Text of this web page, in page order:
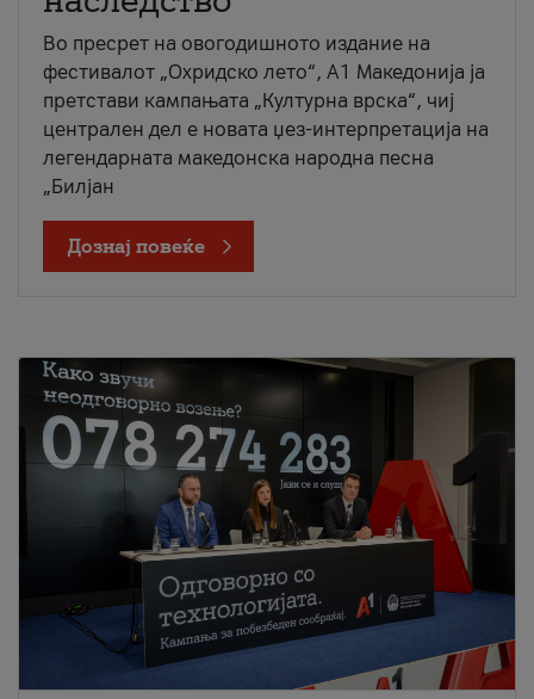
Во пресрет на овогодишното издание на
фестивалот „Охридско лето“, А1 Македонија ја
претстави кампањата „Културна врска“, чиј
централен дел е новата џез-интерпретација на
легендарната македонска народна песна
„Билјан
Дознај повеќе